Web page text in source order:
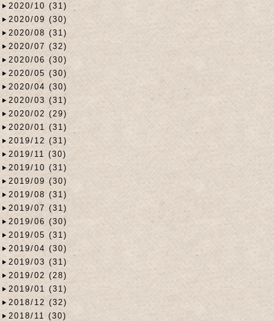
2020/10 (31)
2020/09 (30)
2020/08 (31)
2020/07 (32)
2020/06 (30)
2020/05 (30)
2020/04 (30)
2020/03 (31)
2020/02 (29)
2020/01 (31)
2019/12 (31)
2019/11 (30)
2019/10 (31)
2019/09 (30)
2019/08 (31)
2019/07 (31)
2019/06 (30)
2019/05 (31)
2019/04 (30)
2019/03 (31)
2019/02 (28)
2019/01 (31)
2018/12 (32)
2018/11 (30)